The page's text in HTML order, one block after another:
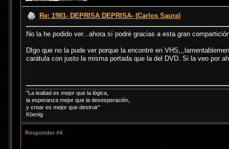
Re: 1981- DEPRISA DEPRISA- (Carlos Saura)
No la he podido ver...ahora sí podré gracias a esta gran
DIgo que no la pude ver porque la encontré en
carátula con justo la misma portada que la del DVD. Si la veo por
"La lealtad es mejor que la lógica,
la esperanza mejor que la desesperación,
y crear es mejor que destruir"
Köenig
Responder #4